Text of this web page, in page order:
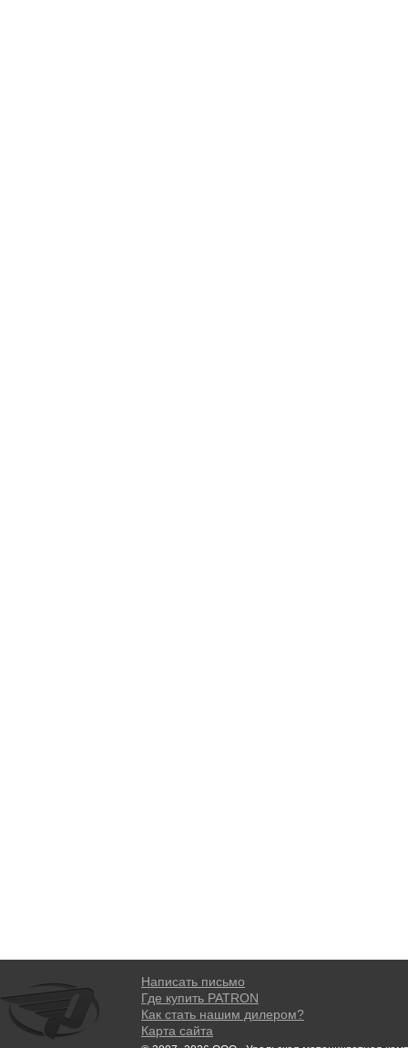
Написать письмо
Где купить PATRON
Как стать нашим дилером?
Карта сайта